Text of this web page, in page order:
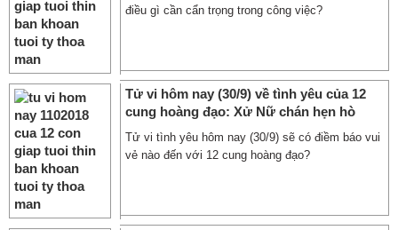
điều gì cần cẩn trọng trong công việc?
Tử vi hôm nay (30/9) về tình yêu của 12
cung hoàng đạo: Xử Nữ chán hẹn hò
Tử vi tình yêu hôm nay (30/9) sẽ có điềm báo vui
vẻ nào đến với 12 cung hoàng đạo?